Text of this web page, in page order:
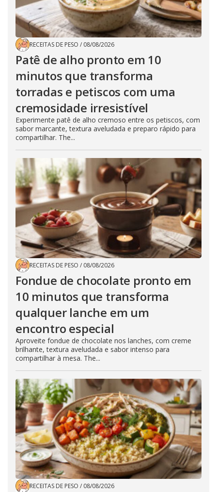
RECEITAS DE PESO / 08/08/2026
Patê de alho pronto em 10
minutos que transforma
torradas e petiscos com uma
cremosidade irresistível
Experimente patê de alho cremoso entre os petiscos, com
sabor marcante, textura aveludada e preparo rápido para
compartilhar. The...
RECEITAS DE PESO / 08/08/2026
Fondue de chocolate pronto em
10 minutos que transforma
qualquer lanche em um
encontro especial
Aproveite fondue de chocolate nos lanches, com creme
brilhante, textura aveludada e sabor intenso para
compartilhar à mesa. The...
RECEITAS DE PESO / 08/08/2026